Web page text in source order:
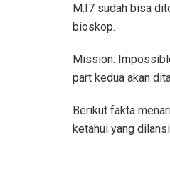
M:I7 sudah bisa
bioskop.
Mission:
part kedua akan
Berikut fakta
ketahui yang